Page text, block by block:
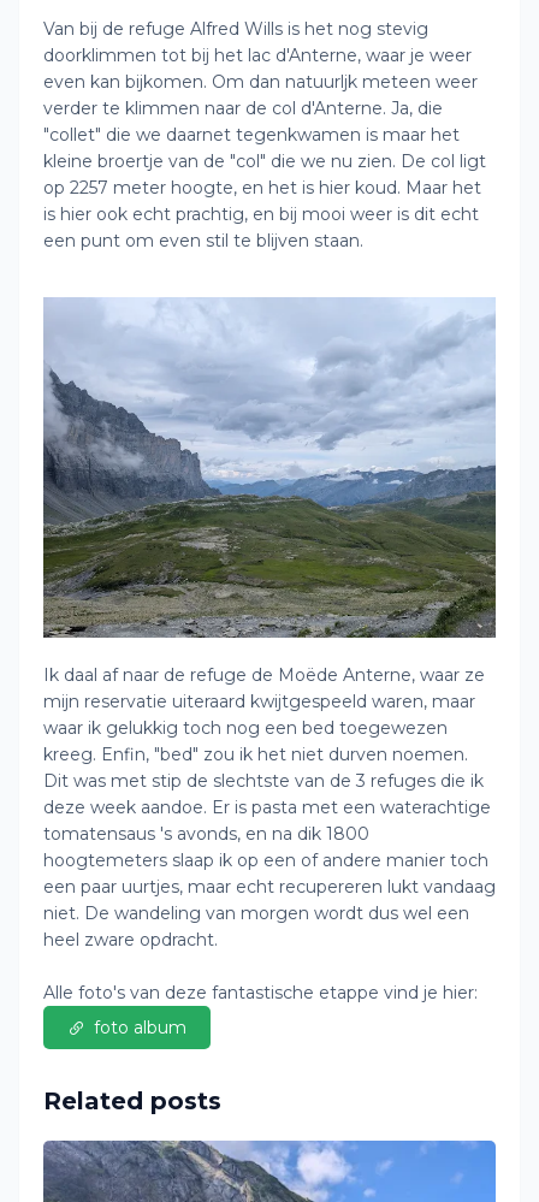
Van bij de refuge Alfred Wills is het nog stevig
doorklimmen tot bij het lac d'Anterne, waar je weer
even kan bijkomen. Om dan natuurljk meteen weer
verder te klimmen naar de col d'Anterne. Ja, die
"collet" die we daarnet tegenkwamen is maar het
kleine broertje van de "col" die we nu zien. De col ligt
op 2257 meter hoogte, en het is hier koud. Maar het
is hier ook echt prachtig, en bij mooi weer is dit echt
een punt om even stil te blijven staan.
Ik daal af naar de refuge de Moëde Anterne, waar ze
mijn reservatie uiteraard kwijtgespeeld waren, maar
waar ik gelukkig toch nog een bed toegewezen
kreeg. Enfin, "bed" zou ik het niet durven noemen.
Dit was met stip de slechtste van de 3 refuges die ik
deze week aandoe. Er is pasta met een waterachtige
tomatensaus 's avonds, en na dik 1800
hoogtemeters slaap ik op een of andere manier toch
een paar uurtjes, maar echt recupereren lukt vandaag
niet. De wandeling van morgen wordt dus wel een
heel zware opdracht.
Alle foto's van deze fantastische etappe vind je hier:
foto album
Related posts